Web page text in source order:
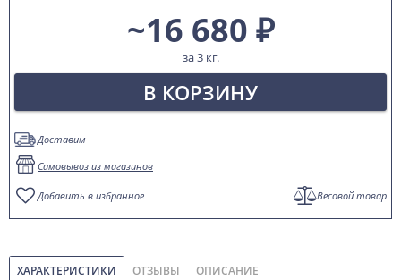
~16 680 ₽
за 3 кг.
В КОРЗИНУ
Доставим
Самовывоз из магазинов
Добавить в избранное Весовой товар
ХАРАКТЕРИСТИКИ ОТЗЫВЫ ОПИСАНИЕ